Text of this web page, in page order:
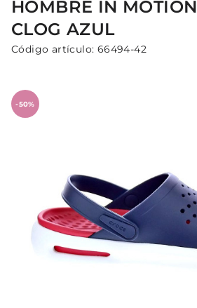
HOMBRE IN MOTION
CLOG AZUL
Código artículo: 66494-42
-50%